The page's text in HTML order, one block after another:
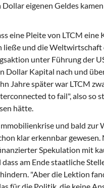
eigenen Geldes
eine Pleite von LTCM
ließe und die
unter Führung der
Dollar Kapital nach und
Jahre später war LTCM
to fail", also so
hätte.
und bald zur
klar erkennbar gewesen.
Spekulation mit
am Ende staatliche
"Aber die Lektion